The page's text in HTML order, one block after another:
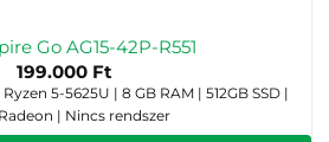
Go AG15-42P-R551
199.000 Ft
5-5625U | 8 GB RAM | 512GB SSD |
| Nincs rendszer